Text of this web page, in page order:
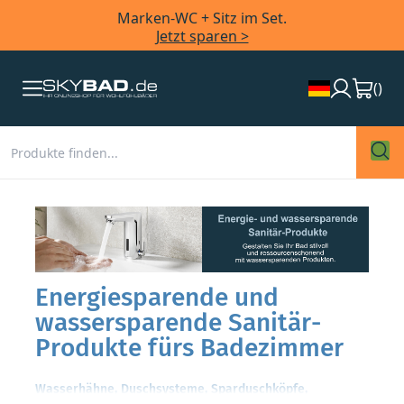
Marken-WC + Sitz im Set.
Jetzt sparen >
()
Energiesparende und
wassersparende Sanitär-
Produkte fürs Badezimmer
Wasserhähne, Duschsysteme, Sparduschköpfe,